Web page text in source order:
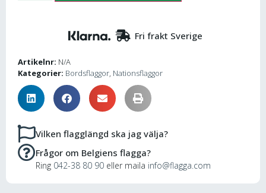
Fri frakt Sverige
Artikelnr: N/A
Kategorier: Bordsflaggor, Nationsflaggor
Vilken flagglängd ska jag välja?
Frågor om Belgiens flagga?
Ring 042-38 80 90 eller maila info@flagga.com